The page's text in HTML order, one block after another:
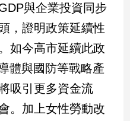
與企業投資同步
，證明政策延續性
如今高市延續此政
體與國防等戰略產
吸引更多資金流
。加上女性勞動改